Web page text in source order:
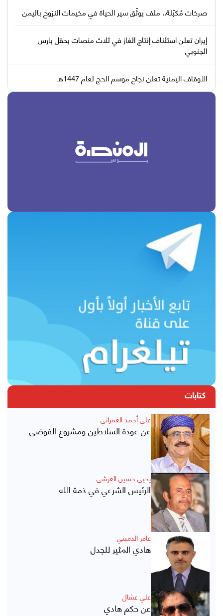
صرخات مُكبّلة.. ملف يوثّق سير الحياة في مخيمات النزوح باليمن
إيران تعلن استئناف إنتاج الغاز في ثلاث منصات بحقل بارس
الجنوبي
الأوقاف اليمنية تعلن نجاح موسم الحج لعام 1447هـ
كتابات
علي أحمد العمراني
عن عودة السلاطين ومشروع الفوضى
يحيى حسين العرشي
الرئيس الشرعي في ذمة الله
عامر الدميني
هادي المثير للجدل
علي عشال
عن حكم هادي